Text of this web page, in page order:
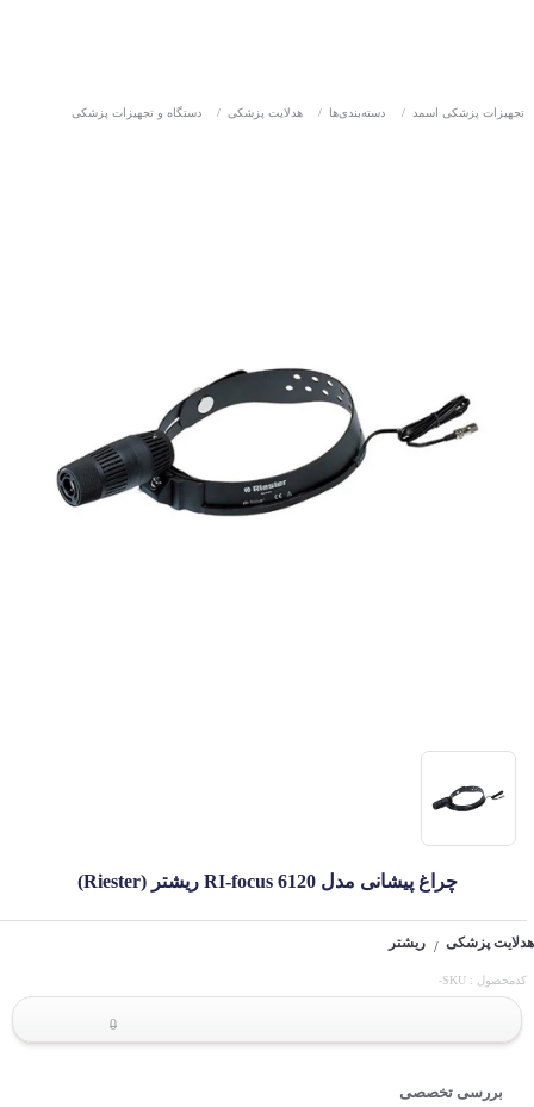
تجهیزات پزشکی اسمد / دسته‌بندی‌ها / هدلایت پزشکی / دستگاه و تجهیزات پزشکی
چراغ پیشانی مدل RI-focus 6120 ریشتر (Riester)
هدلایت پزشکی / ریشتر
کدمحصول : SKU-
0
بررسی تخصصی